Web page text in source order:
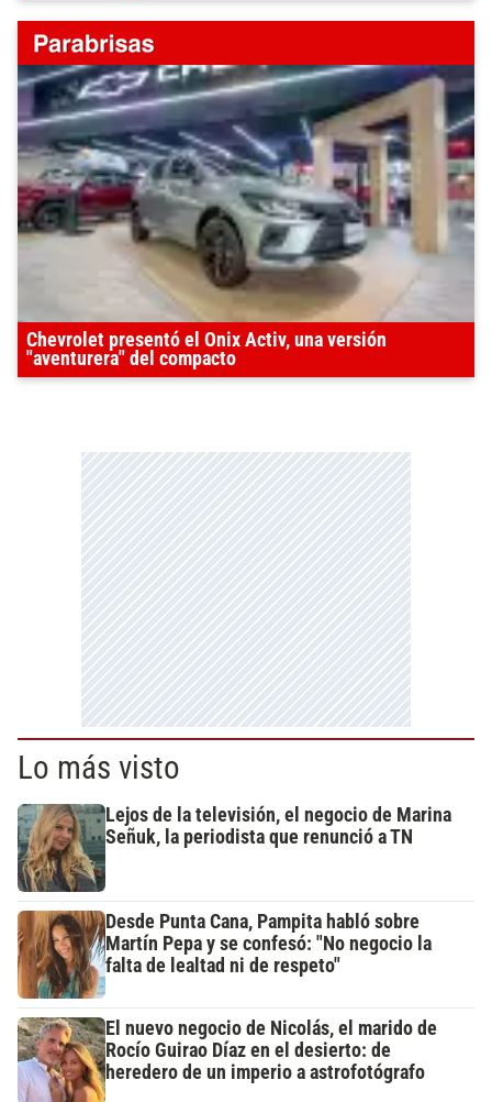
Chevrolet presentó el Onix Activ, una versión
"aventurera" del compacto
Lo más visto
Lejos de la televisión, el negocio de Marina
Señuk, la periodista que renunció a TN
Desde Punta Cana, Pampita habló sobre
Martín Pepa y se confesó: "No negocio la
falta de lealtad ni de respeto"
El nuevo negocio de Nicolás, el marido de
Rocío Guirao Díaz en el desierto: de
heredero de un imperio a astrofotógrafo